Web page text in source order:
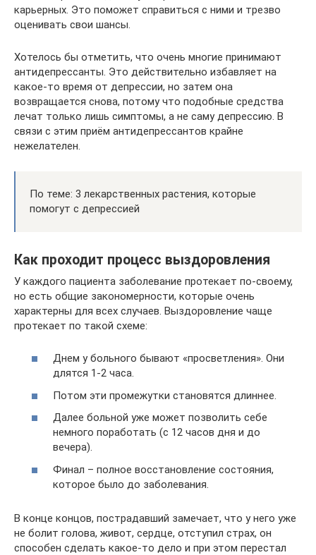
карьерных. Это поможет справиться с ними и трезво
оценивать свои шансы.
Хотелось бы отметить, что очень многие принимают
антидепрессанты. Это действительно избавляет на
какое-то время от депрессии, но затем она
возвращается снова, потому что подобные средства
лечат только лишь симптомы, а не саму депрессию. В
связи с этим приём антидепрессантов крайне
нежелателен.
По теме: 3 лекарственных растения, которые
помогут с депрессией
Как проходит процесс выздоровления
У каждого пациента заболевание протекает по-своему,
но есть общие закономерности, которые очень
характерны для всех случаев. Выздоровление чаще
протекает по такой схеме:
Днем у больного бывают «просветления». Они
длятся 1-2 часа.
Потом эти промежутки становятся длиннее.
Далее больной уже может позволить себе
немного поработать (с 12 часов дня и до
вечера).
Финал – полное восстановление состояния,
которое было до заболевания.
В конце концов, пострадавший замечает, что у него уже
не болит голова, живот, сердце, отступил страх, он
способен сделать какое-то дело и при этом перестал